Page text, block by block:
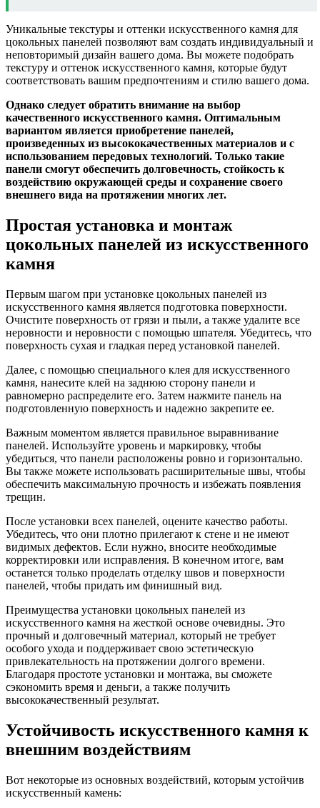
Уникальные текстуры и оттенки искусственного камня для
цокольных панелей позволяют вам создать индивидуальный и
неповторимый дизайн вашего дома. Вы можете подобрать
текстуру и оттенок искусственного камня, которые будут
соответствовать вашим предпочтениям и стилю вашего дома.
Однако следует обратить внимание на выбор
качественного искусственного камня. Оптимальным
вариантом является приобретение панелей,
произведенных из высококачественных материалов и с
использованием передовых технологий. Только такие
панели смогут обеспечить долговечность, стойкость к
воздействию окружающей среды и сохранение своего
внешнего вида на протяжении многих лет.
Простая установка и монтаж
цокольных панелей из искусственного
камня
Первым шагом при установке цокольных панелей из
искусственного камня является подготовка поверхности.
Очистите поверхность от грязи и пыли, а также удалите все
неровности и неровности с помощью шпателя. Убедитесь, что
поверхность сухая и гладкая перед установкой панелей.
Далее, с помощью специального клея для искусственного
камня, нанесите клей на заднюю сторону панели и
равномерно распределите его. Затем нажмите панель на
подготовленную поверхность и надежно закрепите ее.
Важным моментом является правильное выравнивание
панелей. Используйте уровень и маркировку, чтобы
убедиться, что панели расположены ровно и горизонтально.
Вы также можете использовать расширительные швы, чтобы
обеспечить максимальную прочность и избежать появления
трещин.
После установки всех панелей, оцените качество работы.
Убедитесь, что они плотно прилегают к стене и не имеют
видимых дефектов. Если нужно, вносите необходимые
корректировки или исправления. В конечном итоге, вам
останется только проделать отделку швов и поверхности
панелей, чтобы придать им финишный вид.
Преимущества установки цокольных панелей из
искусственного камня на жесткой основе очевидны. Это
прочный и долговечный материал, который не требует
особого ухода и поддерживает свою эстетическую
привлекательность на протяжении долгого времени.
Благодаря простоте установки и монтажа, вы сможете
сэкономить время и деньги, а также получить
высококачественный результат.
Устойчивость искусственного камня к
внешним воздействиям
Вот некоторые из основных воздействий, которым устойчив
искусственный камень: